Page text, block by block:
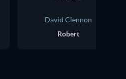
David Clennon
Robert